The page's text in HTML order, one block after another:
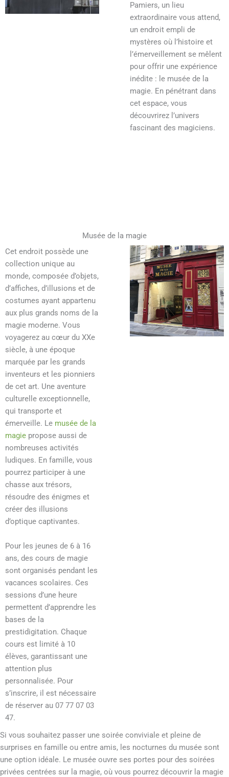
Pamiers, un lieu
extraordinaire vous attend,
un endroit empli de
mystères où l’histoire et
l’émerveillement se mêlent
pour offrir une expérience
inédite : le musée de la
magie. En pénétrant dans
cet espace, vous
découvrirez l’univers
fascinant des magiciens.
Musée de la magie
Cet endroit possède une
collection unique au
monde, composée d’objets,
d’affiches, d’illusions et de
costumes ayant appartenu
aux plus grands noms de la
magie moderne. Vous
voyagerez au cœur du XXe
siècle, à une époque
marquée par les grands
inventeurs et les pionniers
de cet art. Une aventure
culturelle exceptionnelle,
qui transporte et
émerveille. Le musée de la
magie propose aussi de
nombreuses activités
ludiques. En famille, vous
pourrez participer à une
chasse aux trésors,
résoudre des énigmes et
créer des illusions
d’optique captivantes.
Pour les jeunes de 6 à 16
ans, des cours de magie
sont organisés pendant les
vacances scolaires. Ces
sessions d’une heure
permettent d’apprendre les
bases de la
prestidigitation. Chaque
cours est limité à 10
élèves, garantissant une
attention plus
personnalisée. Pour
s’inscrire, il est nécessaire
de réserver au 07 77 07 03
47.
Si vous souhaitez passer une soirée conviviale et pleine de
surprises en famille ou entre amis, les nocturnes du musée sont
une option idéale. Le musée ouvre ses portes pour des soirées
privées centrées sur la magie, où vous pourrez découvrir la magie